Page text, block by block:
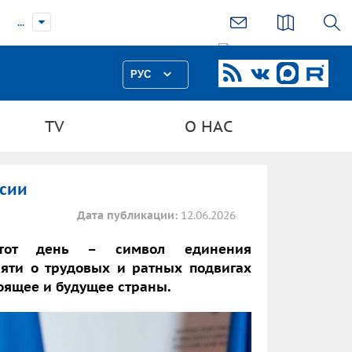
...
РУС
TV О НАС
Дата публикации: 12.06.2026
день – символ единения
о трудовых и ратных подвигах
и будущее страны.